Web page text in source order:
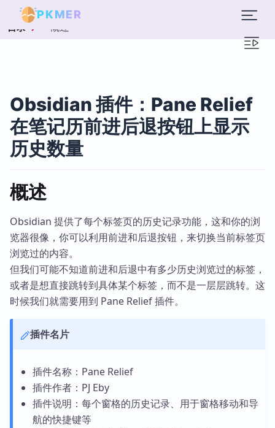
PKMER
目录 概述
Obsidian 插件：Pane Relief
在笔记历前进后退按钮上显示
历史数量
概述
Obsidian 提供了每个标签页的历史记录功能，这和你的浏
览器很像，你可以利用前进和后退按钮，来切换当前标签页
浏览过的内容。
但我们可能不知道前进和后退中有多少历史浏览过的标签，
或者是想直接跳转到具体某个标签，而不是一层层跳转。这
时候我们就需要用到 Pane Relief 插件。
插件名片
插件名称：Pane Relief
插件作者：PJ Eby
插件说明：每个窗格的历史记录、用于窗格移动和导
航的快捷键等